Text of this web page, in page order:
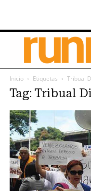
Inicio Etiquetas Tribual
Tag: Tribual